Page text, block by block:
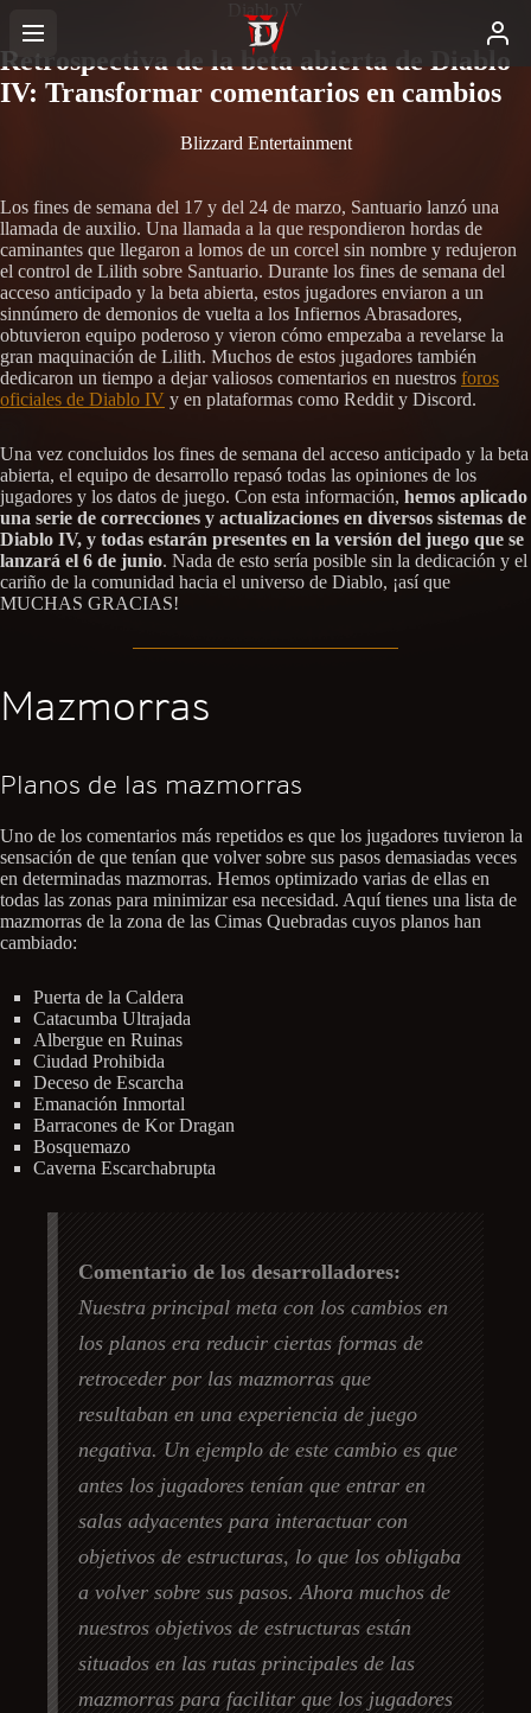
Diablo IV
Retrospectiva de la beta abierta de Diablo
IV: Transformar comentarios en cambios
Blizzard Entertainment
Los fines de semana del 17 y del 24 de marzo, Santuario lanzó una
llamada de auxilio. Una llamada a la que respondieron hordas de
caminantes que llegaron a lomos de un corcel sin nombre y redujeron
el control de Lilith sobre Santuario. Durante los fines de semana del
acceso anticipado y la beta abierta, estos jugadores enviaron a un
sinnúmero de demonios de vuelta a los Infiernos Abrasadores,
obtuvieron equipo poderoso y vieron cómo empezaba a revelarse la
gran maquinación de Lilith. Muchos de estos jugadores también
dedicaron un tiempo a dejar valiosos comentarios en nuestros foros
oficiales de Diablo IV y en plataformas como Reddit y Discord.
Una vez concluidos los fines de semana del acceso anticipado y la beta
abierta, el equipo de desarrollo repasó todas las opiniones de los
jugadores y los datos de juego. Con esta información, hemos aplicado
una serie de correcciones y actualizaciones en diversos sistemas de
Diablo IV, y todas estarán presentes en la versión del juego que se
lanzará el 6 de junio. Nada de esto sería posible sin la dedicación y el
cariño de la comunidad hacia el universo de Diablo, ¡así que
MUCHAS GRACIAS!
Mazmorras
Planos de las mazmorras
Uno de los comentarios más repetidos es que los jugadores tuvieron la
sensación de que tenían que volver sobre sus pasos demasiadas veces
en determinadas mazmorras. Hemos optimizado varias de ellas en
todas las zonas para minimizar esa necesidad. Aquí tienes una lista de
mazmorras de la zona de las Cimas Quebradas cuyos planos han
cambiado:
Puerta de la Caldera
Catacumba Ultrajada
Albergue en Ruinas
Ciudad Prohibida
Deceso de Escarcha
Emanación Inmortal
Barracones de Kor Dragan
Bosquemazo
Caverna Escarchabrupta
Comentario de los desarrolladores:
Nuestra principal meta con los cambios en
los planos era reducir ciertas formas de
retroceder por las mazmorras que
resultaban en una experiencia de juego
negativa. Un ejemplo de este cambio es que
antes los jugadores tenían que entrar en
salas adyacentes para interactuar con
objetivos de estructuras, lo que los obligaba
a volver sobre sus pasos. Ahora muchos de
nuestros objetivos de estructuras están
situados en las rutas principales de las
mazmorras para facilitar que los jugadores